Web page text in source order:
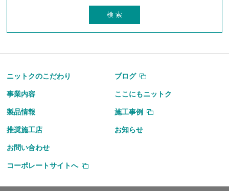
ニットクのこだわり ブログ
事業内容 ここにもニットク
製品情報 施工事例
推奨施工店 お知らせ
お問い合わせ
コーポレートサイトへ